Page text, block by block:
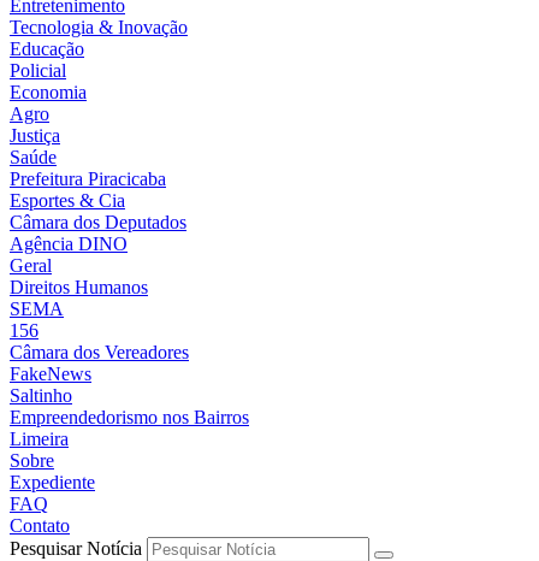
Entretenimento
Tecnologia & Inovação
Educação
Policial
Economia
Agro
Justiça
Saúde
Prefeitura Piracicaba
Esportes & Cia
Câmara dos Deputados
Agência DINO
Geral
Direitos Humanos
SEMA
156
Câmara dos Vereadores
FakeNews
Saltinho
Empreendedorismo nos Bairros
Limeira
Sobre
Expediente
FAQ
Contato
Pesquisar Notícia